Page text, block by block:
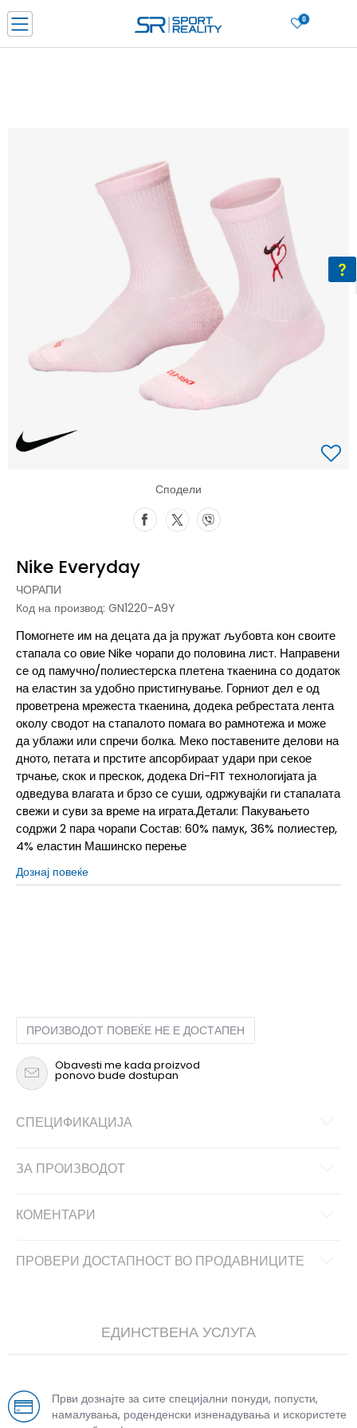
0
Ценовник
ДОЗНАЈ ПОВЕЌЕ
Сподели
Nike Everyday
ЧОРАПИ
Код на производ: GN1220-A9Y
Помогнете им на децата да ја пружат љубовта кон своите
стапала со овие Nike чорапи до половина лист. Направени
се од памучно/полиестерска плетена ткаенина со додаток
на еластин за удобно пристигнување. Горниот дел е од
проветрена мрежеста ткаенина, додека ребрестата лента
околу сводот на стапалото помага во рамнотежа и може
да ублажи или спречи болка. Меко поставените делови на
дното, петата и прстите апсорбираат удари при секое
трчање, скок и прескок, додека Dri-FIT технологијата ја
одведува влагата и брзо се суши, одржувајќи ги стапалата
свежи и суви за време на играта.Детали: Пакувањето
содржи 2 пара чорапи Состав: 60% памук, 36% полиестер,
4% еластин Машинско перење
Дознај повеќе
ПРОИЗВОДОТ ПОВЕЌЕ НЕ Е ДОСТАПЕН
Obavesti me kada proizvod
ponovo bude dostupan
СПЕЦИФИКАЦИЈА
ЗА ПРОИЗВОДОТ
КОМЕНТАРИ
ПРОВЕРИ ДОСТАПНОСТ ВО ПРОДАВНИЦИТЕ
ЕДИНСТВЕНА УСЛУГА
Први дознајте за сите специјални понуди, попусти,
намалувања, роденденски изненадувања и искористете